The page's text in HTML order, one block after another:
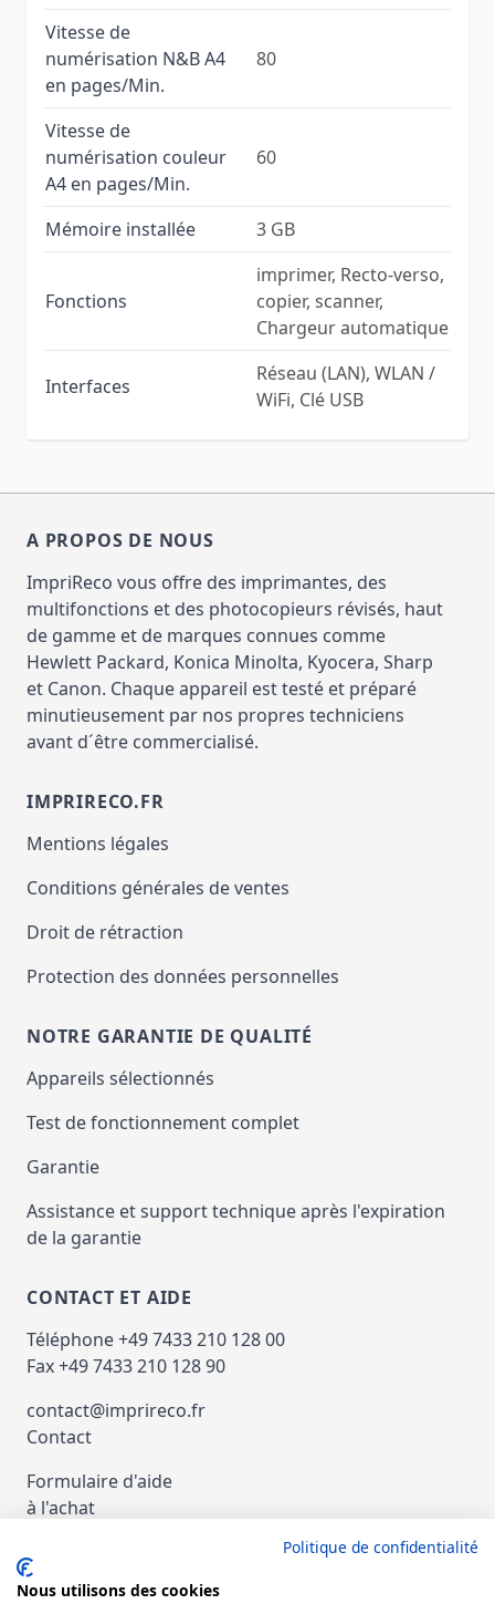
Vitesse de
numérisation N&B A4
en pages/Min.
80
Vitesse de
numérisation couleur
A4 en pages/Min.
60
Mémoire installée 3 GB
Fonctions
imprimer, Recto-verso,
copier, scanner,
Chargeur automatique
Interfaces
Réseau (LAN), WLAN /
WiFi, Clé USB
A PROPOS DE NOUS
ImpriReco vous offre des imprimantes, des
multifonctions et des photocopieurs révisés, haut
de gamme et de marques connues comme
Hewlett Packard, Konica Minolta, Kyocera, Sharp
et Canon. Chaque appareil est testé et préparé
minutieusement par nos propres techniciens
avant d´être commercialisé.
IMPRIRECO.FR
Mentions légales
Conditions générales de ventes
Droit de rétraction
Protection des données personnelles
NOTRE GARANTIE DE QUALITÉ
Appareils sélectionnés
Test de fonctionnement complet
Garantie
Assistance et support technique après l'expiration
de la garantie
CONTACT ET AIDE
Téléphone +49 7433 210 128 00
Fax +49 7433 210 128 90
contact@imprireco.fr
Contact
Formulaire d'aide
à l'achat
Paiement et Expédition
nachat d'imprimantes et de copieurs
Politique de confidentialité
Nous utilisons des cookies